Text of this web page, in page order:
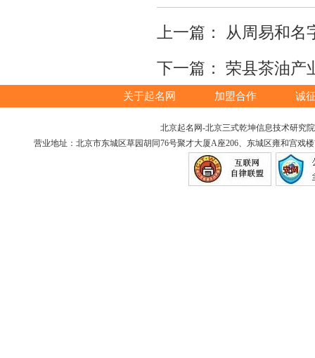
上一篇： 从周易和名
下一篇： 荣县茶油产
关于起名网 加盟合作 诚
北京起名网-北京三式乾坤信息技术研究
营业地址：北京市东城区草园胡同76号聚才大厦A座206、东城区雍和宫戏